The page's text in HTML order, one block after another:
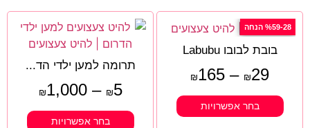
%59-28 הנחה
בובת לבובו Labubu
₪29
–
₪165
בחר אפשרויות
תרומה למען ילדי הד...
₪5
–
₪1,000
בחר אפשרויות